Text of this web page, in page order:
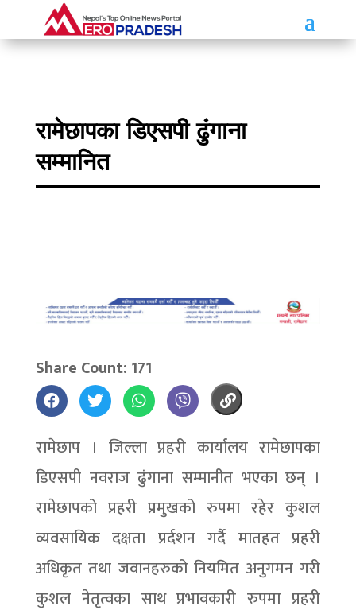
रामेछापका डिएसपी ढुंगाना
सम्मानित
Share Count: 171
रामेछाप । जिल्ला प्रहरी कार्यालय रामेछापका
डिएसपी नवराज ढुंगाना सम्मानीत भएका छन् ।
रामेछापको प्रहरी प्रमुखको रुपमा रहेर कुशल
व्यवसायिक दक्षता प्रर्दशन गर्दै मातहत प्रहरी
अधिकृत तथा जवानहरुको नियमित अनुगमन गरी
कुशल नेतृत्वका साथ प्रभावकारी रुपमा प्रहरी